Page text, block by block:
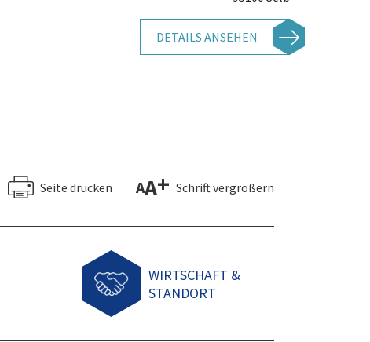
DETAILS ANSEHEN
Seite drucken AA+ Schrift vergrößern
WIRTSCHAFT &
STANDORT